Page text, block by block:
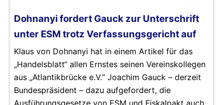
Dohnanyi fordert Gauck zur Unterschrift
unter ESM trotz Verfassungsgericht auf
Klaus von Dohnanyi hat in einem Artikel für das
„Handelsblatt“ allen Ernstes seinen Vereinskollegen
aus „Atlantikbrücke e.V.“ Joachim Gauck – derzeit
Bundespräsident – dazu aufgefordert, die
Ausführungsgesetze von ESM und Fiskalpakt auch